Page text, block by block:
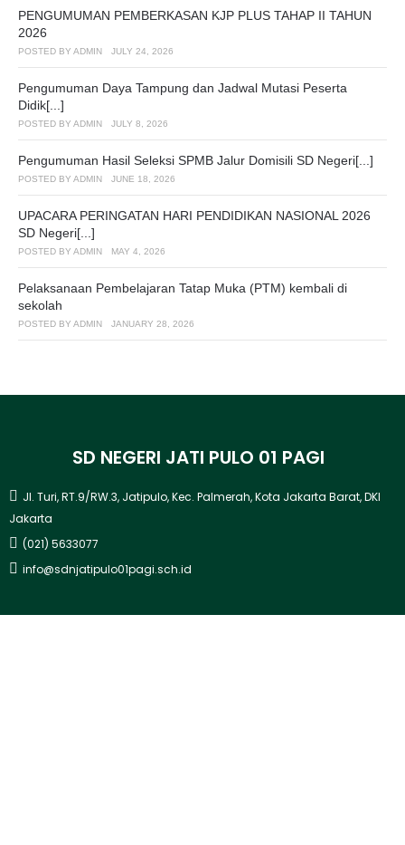
PENGUMUMAN PEMBERKASAN KJP PLUS TAHAP II TAHUN
2026
POSTED BY ADMIN JULY 24, 2026
Pengumuman Daya Tampung dan Jadwal Mutasi Peserta
Didik[...]
POSTED BY ADMIN JULY 8, 2026
Pengumuman Hasil Seleksi SPMB Jalur Domisili SD Negeri[...]
POSTED BY ADMIN JUNE 18, 2026
UPACARA PERINGATAN HARI PENDIDIKAN NASIONAL 2026
SD Negeri[...]
POSTED BY ADMIN MAY 4, 2026
Pelaksanaan Pembelajaran Tatap Muka (PTM) kembali di
sekolah
POSTED BY ADMIN JANUARY 28, 2026
SD NEGERI JATI PULO 01 PAGI
Jl. Turi, RT.9/RW.3, Jatipulo, Kec. Palmerah, Kota Jakarta Barat, DKI
Jakarta
(021) 5633077
info@sdnjatipulo01pagi.sch.id